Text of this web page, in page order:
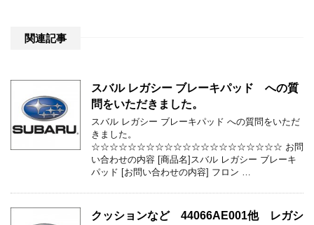
関連記事
スバル レガシー ブレーキパッド への質
問をいただきました。
スバル レガシー ブレーキパッド への質問をいただ
きました。
☆☆☆☆☆☆☆☆☆☆☆☆☆☆☆☆☆☆☆☆☆ お問
い合わせの内容 [商品名]スバル レガシー ブレーキ
パッド [お問い合わせの内容] フロン …
クッションなど 44066AE001他 レガシ